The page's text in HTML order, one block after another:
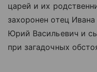
царей и их
захоронен отец
Юрий Васильевич и
при загадочных